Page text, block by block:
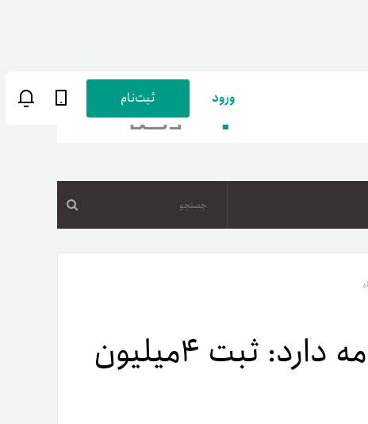
زبان پارسی
مشخصات کاربری
حساب‌های بانکی
ورود ثبت‌نام
روزهای خوش کاردانو ادامه دارد: ثبت ۴میلیون